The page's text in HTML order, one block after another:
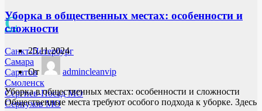
С
Санкт-Петербург
Самара
Саратов
Смоленск
Сергиев-Посад МО
Серпухов МО
Уборка в общественных местах: особенности и
сложности
25.11.2024
От
admincleanvip
Уборка в общественных местах: особенности и сложности
Общественные места требуют особого подхода к уборке. Здесь